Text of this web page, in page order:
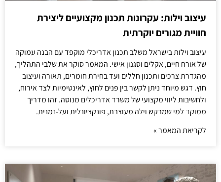
עיצוב וילות: עקרונות תכנון מקצועיים ליצירת
חוויית מגורים יוקרתית
עיצוב וילות בישראל משלב תכנון אדריכלי מוקפד עם הבנה עמוקה
של אורח חיים, אקלים וסגנון אישי. המאמר סוקר את שלבי התהליך,
מהגדרת צרכים ותכנון חללים ועד בחירת חומרים, תאורה ועיצוב
חוץ. דגש מיוחד ניתן לקשר בין פנים לחוץ, לאינטימיות לצד אירוח,
ולחשיבות ליווי מקצועי של משרד אדריכלים מנוסה. זהו מדריך
ממוקד למי שמבקש וילה מעוצבת, פונקציונלית ועל-זמנית.
לקריאת המאמר »